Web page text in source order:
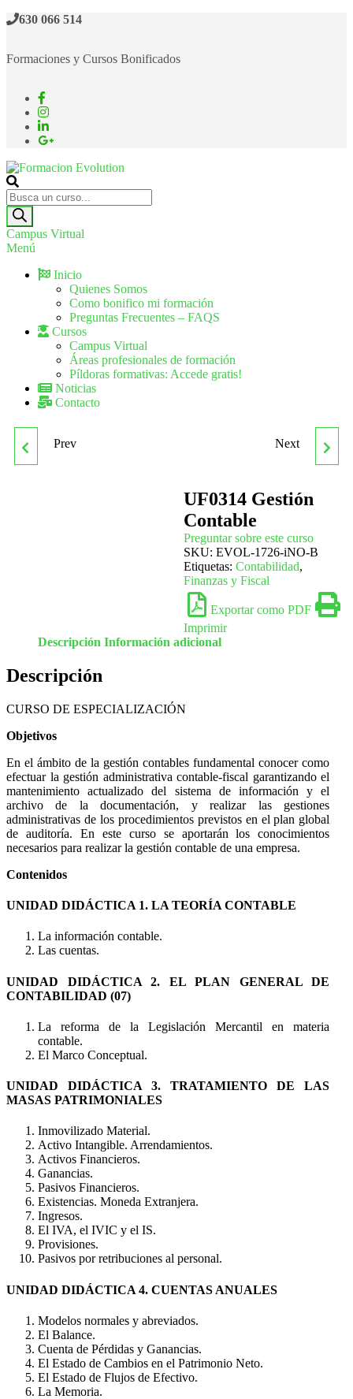
630 066 514
Formaciones y Cursos Bonificados
Formacion Evolution
Cursos de formación continua
Campus Virtual
Menú
Inicio
Quienes Somos
Como bonifico mi formación
Preguntas Frecuentes – FAQS
Cursos
Campus Virtual
Áreas profesionales de formación
Píldoras formativas: Accede gratis!
Noticias
Contacto
UF0306 ANÁLISIS DE
Prev UF0315 GESTIÓN FISCAL
Next
UF0314 Gestión
Contable
Preguntar sobre este curso
SKU: EVOL-1726-iNO-B
Etiquetas: Contabilidad,
Finanzas y Fiscal
Exportar como PDF
Imprimir
Descripción Información adicional
Descripción
CURSO DE ESPECIALIZACIÓN
Objetivos
En el ámbito de la gestión contables fundamental conocer como
efectuar la gestión administrativa contable-fiscal garantizando el
mantenimiento actualizado del sistema de información y el
archivo de la documentación, y realizar las gestiones
administrativas de los procedimientos previstos en el plan global
de auditoría. En este curso se aportarán los conocimientos
necesarios para realizar la gestión contable de una empresa.
Contenidos
UNIDAD DIDÁCTICA 1. LA TEORÍA CONTABLE
La información contable.
Las cuentas.
UNIDAD DIDÁCTICA 2. EL PLAN GENERAL DE
CONTABILIDAD (07)
La reforma de la Legislación Mercantil en materia
contable.
El Marco Conceptual.
UNIDAD DIDÁCTICA 3. TRATAMIENTO DE LAS
MASAS PATRIMONIALES
Inmovilizado Material.
Activo Intangible. Arrendamientos.
Activos Financieros.
Ganancias.
Pasivos Financieros.
Existencias. Moneda Extranjera.
Ingresos.
El IVA, el IVIC y el IS.
Provisiones.
Pasivos por retribuciones al personal.
UNIDAD DIDÁCTICA 4. CUENTAS ANUALES
Modelos normales y abreviados.
El Balance.
Cuenta de Pérdidas y Ganancias.
El Estado de Cambios en el Patrimonio Neto.
El Estado de Flujos de Efectivo.
La Memoria.